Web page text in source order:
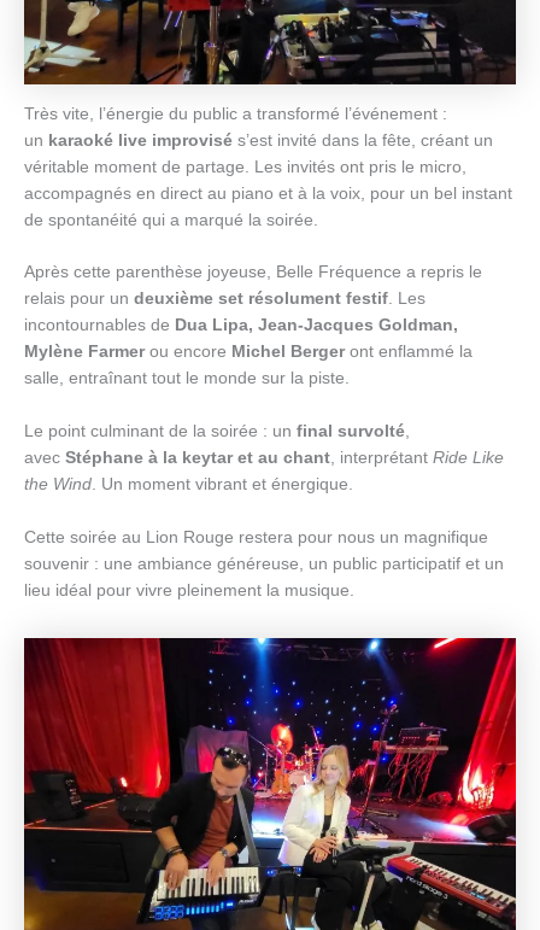
Très vite, l’énergie du public a transformé l’événement :
un karaoké live improvisé s’est invité dans la fête, créant un
véritable moment de partage. Les invités ont pris le micro,
accompagnés en direct au piano et à la voix, pour un bel instant
de spontanéité qui a marqué la soirée.
Après cette parenthèse joyeuse, Belle Fréquence a repris le
relais pour un deuxième set résolument festif. Les
incontournables de Dua Lipa, Jean-Jacques Goldman,
Mylène Farmerou encore Michel Bergeront enflammé la
salle, entraînant tout le monde sur la piste.
Le point culminant de la soirée : un final survolté,
avec Stéphane à la keytar et au chant, interprétant Ride Like
the Wind. Un moment vibrant et énergique.
Cette soirée au Lion Rouge restera pour nous un magnifique
souvenir : une ambiance généreuse, un public participatif et un
lieu idéal pour vivre pleinement la musique.